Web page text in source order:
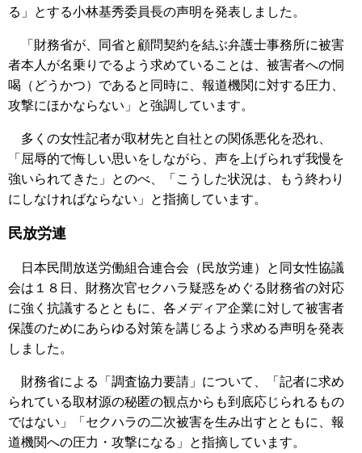
る」とする小林基秀委員長の声明を発表しました。
「財務省が、同省と顧問契約を結ぶ弁護士事務所に被害
者本人が名乗りでるよう求めていることは、被害者への恫
喝（どうかつ）であると同時に、報道機関に対する圧力、
攻撃にほかならない」と強調しています。
多くの女性記者が取材先と自社との関係悪化を恐れ、
「屈辱的で悔しい思いをしながら、声を上げられず我慢を
強いられてきた」とのべ、「こうした状況は、もう終わり
にしなければならない」と指摘しています。
民放労連
日本民間放送労働組合連合会（民放労連）と同女性協議
会は１８日、財務次官セクハラ疑惑をめぐる財務省の対応
に強く抗議するとともに、各メディア企業に対して被害者
保護のためにあらゆる対策を講じるよう求める声明を発表
しました。
財務省による「調査協力要請」について、「記者に求め
られている取材源の秘匿の観点からも到底応じられるもの
ではない」「セクハラの二次被害を生み出すとともに、報
道機関への圧力・攻撃になる」と指摘しています。